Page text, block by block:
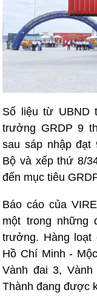
Số liệu từ UBND
trưởng GRDP 9
sau sáp nhập đạt
Bộ và xếp thứ 8/
đến mục tiêu
Báo cáo của
một trong những
trưởng. Hàng loạt
Hồ Chí Minh -
Vành đai 3,
Thành đang được